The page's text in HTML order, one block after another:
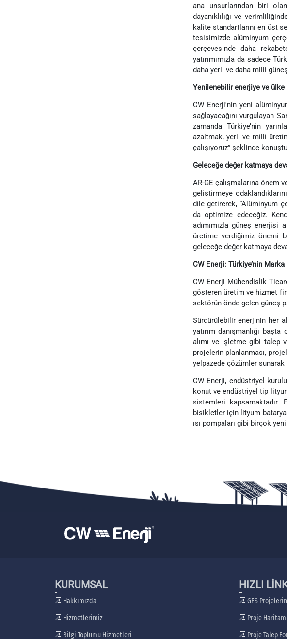
ana unsurlarından biri
dayanıklılığı ve
kalite standartlarını en üst
tesisimizde alüminyum
çerçevesinde daha
yatırımımızla da sadece
daha yerli ve daha milli
Yenilenebilir enerjiye ve
CW Enerji'nin yeni
sağlayacağını vurgulayan
zamanda Türkiye’nin
azaltmak, yerli ve milli
çalışıyoruz” şeklinde
Geleceğe değer katmaya
AR-GE çalışmalarına
geliştirmeye
dile getirerek, “Alüminyum
da optimize edeceğiz.
adımımızla güneş
üretime verdiğimiz önemi
geleceğe değer katmaya
CW Enerji: Türkiye’nin
CW Enerji Mühendislik
gösteren üretim ve hizmet
sektörün önde gelen güneş
Sürdürülebilir enerjinin her
yatırım danışmanlığı
alımı ve işletme gibi talep
projelerin planlanması,
yelpazede çözümler
CW Enerji, endüstriyel
konut ve endüstriyel tip
sistemleri
bisikletler için lityum
ısı pompaları gibi birçok
KURUMSAL
Hakkımızda
Hizmetlerimiz
Bilgi Toplumu Hizmetleri
HIZLI
GES
Proje
Proje Talep